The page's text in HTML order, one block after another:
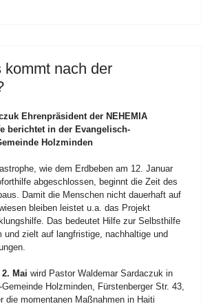
kommt nach der
Ehrenpräsident der NEHEMIA
berichtet in der Evangelisch-
Holzminden
wie dem Erdbeben am 12. Januar
abgeschlossen, beginnt die Zeit des
Damit die Menschen nicht dauerhaft auf
bleiben leistet u.a. das Projekt
Das bedeutet Hilfe zur Selbsthilfe
und zielt auf langfristige, nachhaltige und
Mai wird Pastor Waldemar Sardaczuk in
Holzminden, Fürstenberger Str. 43,
die momentanen Maßnahmen in Haiti